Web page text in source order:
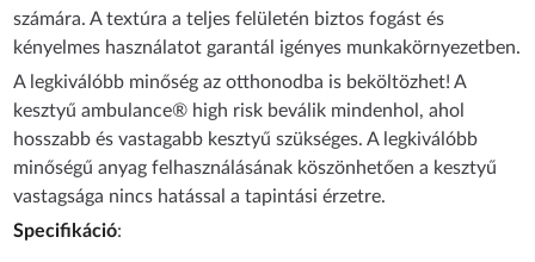
számára. A textúra a teljes felületén biztos fogást és
kényelmes használatot garantál igényes munkakörnyezetben.
A legkiválóbb minőség az otthonodba is beköltözhet! A
kesztyű ambulance® high risk beválik mindenhol, ahol
hosszabb és vastagabb kesztyű szükséges. A legkiválóbb
minőségű anyag felhasználásának köszönhetően a kesztyű
vastagsága nincs hatással a tapintási érzetre.
Specifikáció: